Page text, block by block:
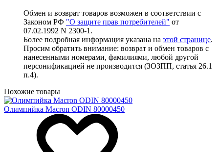
Обмен и возврат товаров возможен в соответствии с
Законом РФ "О защите прав потребителей" от
07.02.1992 N 2300-1.
Более подробная информация указана на этой странице.
Просим обратить внимание: возврат и обмен товаров с
нанесенными номерами, фамилиями, любой другой
персонификацией не производится (ЗОЗПП, статья 26.1
п.4).
Похожие товары
Олимпийка Macron ODIN 80000450